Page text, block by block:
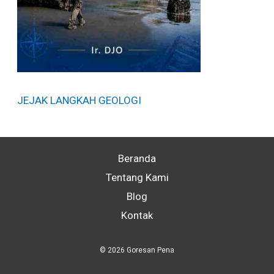
JEJAK LANGKAH GEOLOGI
Beranda
Tentang Kami
Blog
Kontak
© 2026 Goresan Pena